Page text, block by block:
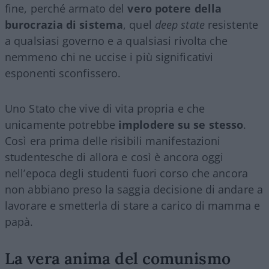
fine, perché armato delvero potere della
burocrazia di sistema, quel deep state resistente
a qualsiasi governo e a qualsiasi rivolta che
nemmeno chi ne uccise i più significativi
esponenti sconfissero.
Uno Stato che vive di vita propria e che
unicamente potrebbe implodere su se stesso.
Così era prima delle risibili manifestazioni
studentesche di allora e così è ancora oggi
nell’epoca degli studenti fuori corso che ancora
non abbiano preso la saggia decisione di andare a
lavorare e smetterla di stare a carico di mamma e
papà.
La vera anima del comunismo